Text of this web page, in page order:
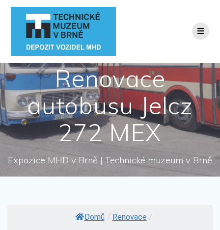
Přeskočit
Renovace
autobusu Jelcz
272 MEX
Expozice MHD v Brně | Technické muzeum v Brně
Domů / Renovace /